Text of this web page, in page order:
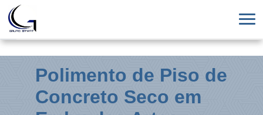
Polimento de Piso de
Concreto Seco em